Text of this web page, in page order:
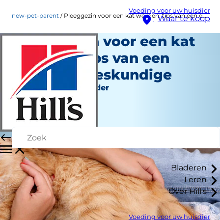
Voeding voor uw huisdier
Waar te koop
Bladeren
Leren
Over Hill's
Voeding voor uw huisdier
new-pet-parent Pleeggezin voor een kat worden: tips van een ervaringsdeskundige
Pleeggezin voor een kat
worden: tips van een
ervaringsdeskundige
Nieuwe huisdierouder
Kara Murphy
Maart 20, 2021